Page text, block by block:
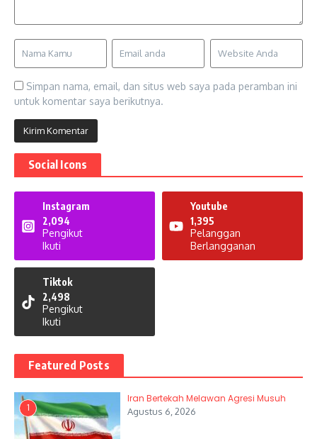
Simpan nama, email, dan situs web saya pada peramban ini
untuk komentar saya berikutnya.
Social Icons
Instagram
2,094
Pengikut
Ikuti
Youtube
1,395
Pelanggan
Berlangganan
Tiktok
2,498
Pengikut
Ikuti
Featured Posts
1
Iran Bertekah Melawan Agresi Musuh
Agustus 6, 2026